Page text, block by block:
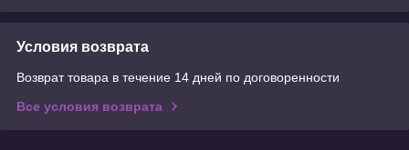
Условия возврата
Возврат товара в течение 14 дней по договоренности
Все условия возврата